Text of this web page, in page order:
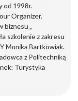
od 1998r.
Organizer.
biznesu „
szkolenie z zakresu
Monika Bartkowiak.
z Politechniką
Turystyka